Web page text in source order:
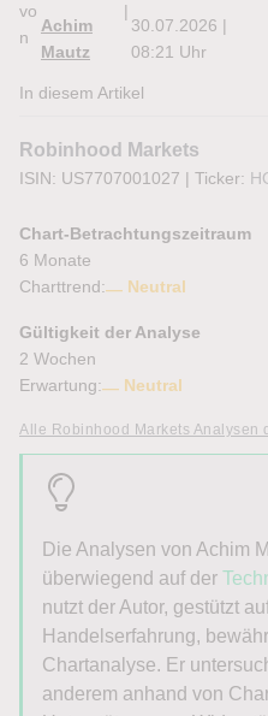
vo
n
Achim
Mautz
|
30.07.2026 |
08:21 Uhr
In diesem Artikel
Robinhood Markets
ISIN: US7707001027 | Ticker:
Chart-Betrachtungszeitraum
6 Monate
Charttrend:
Neutral
Gültigkeit der Analyse
2 Wochen
Erwartung:
Neutral
Alle Robinhood Markets Analysen
Die Analysen von Achim
überwiegend auf der
nutzt der Autor, gestützt
Handelserfahrung,
Chartanalyse. Er
anderem anhand von